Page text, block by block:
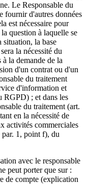
Le Responsable du
fournir d'autres données
est nécessaire pour
question à laquelle se
situation, la base
la nécessité du
la demande de la
d'un contrat ou d'un
du traitement
d'information et
RGPD) ; et dans les
du traitement (art.
en la nécessité de
activités commerciales
par. 1, point f), du
avec le responsable
peut porter que sur :
de compte (explication